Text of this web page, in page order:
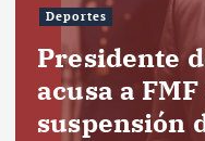
Deportes
Presidente
acusa a
suspensión